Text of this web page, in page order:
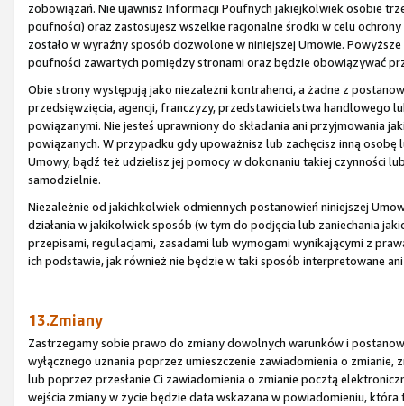
zobowiązań. Nie ujawnisz Informacji Poufnych jakiejkolwiek osobie
poufności) oraz zastosujesz wszelkie racjonalne środki w celu
zostało w wyraźny sposób dozwolone w niniejszej Umowie.
poufności zawartych pomiędzy stronami oraz będzie obowiązywać
Obie strony występują jako niezależni kontrahenci, a żadne z
przedsięwzięcia, agencji, franczyzy, przedstawicielstwa handlowego
powiązanymi. Nie jesteś uprawniony do składania ani przyjmowania
powiązanych. W przypadku gdy upoważnisz lub zachęcisz inną
Umowy, bądź też udzielisz jej pomocy w dokonaniu takiej czynności
samodzielnie.
Niezależnie od jakichkolwiek odmiennych postanowień niniejszej
działania w jakikolwiek sposób (w tym do podjęcia lub zaniechania
przepisami, regulacjami, zasadami lub wymogami wynikającymi z
ich podstawie, jak również nie będzie w taki sposób interpretowane
13.Zmiany
Zastrzegamy sobie prawo do zmiany dowolnych warunków i
wyłącznego uznania poprzez umieszczenie zawiadomienia o
lub poprzez przesłanie Ci zawiadomienia o zmianie pocztą
wejścia zmiany w życie będzie data wskazana w powiadomieniu,